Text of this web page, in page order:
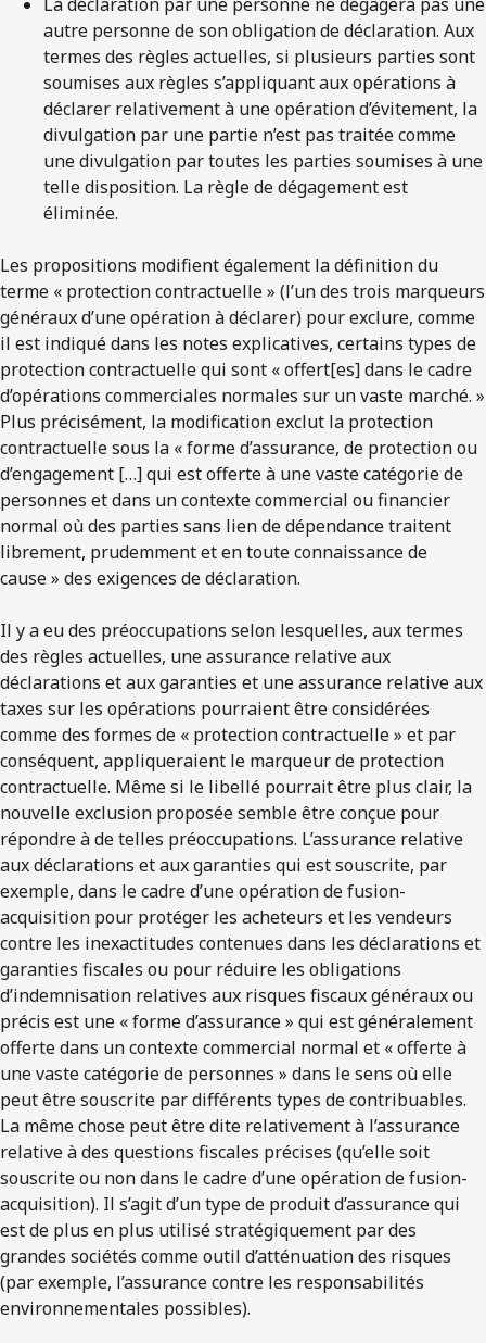
autre personne de son obligation de déclaration. Aux
termes des règles actuelles, si plusieurs parties sont
soumises aux règles s’appliquant aux opérations à
déclarer relativement à une opération d’évitement, la
divulgation par une partie n’est pas traitée comme
une divulgation par toutes les parties soumises à une
telle disposition. La règle de dégagement est
éliminée.
Les propositions modifient également la définition du
terme « protection contractuelle » (l’un des trois marqueurs
généraux d’une opération à déclarer) pour exclure, comme
il est indiqué dans les notes explicatives, certains types de
protection contractuelle qui sont « offert[es] dans le cadre
d’opérations commerciales normales sur un vaste marché. »
Plus précisément, la modification exclut la protection
contractuelle sous la « forme d’assurance, de protection ou
d’engagement […] qui est offerte à une vaste catégorie de
personnes et dans un contexte commercial ou financier
normal où des parties sans lien de dépendance traitent
librement, prudemment et en toute connaissance de
cause » des exigences de déclaration.
Il y a eu des préoccupations selon lesquelles, aux termes
des règles actuelles, une assurance relative aux
déclarations et aux garanties et une assurance relative aux
taxes sur les opérations pourraient être considérées
comme des formes de « protection contractuelle » et par
conséquent, appliqueraient le marqueur de protection
contractuelle. Même si le libellé pourrait être plus clair, la
nouvelle exclusion proposée semble être conçue pour
répondre à de telles préoccupations. L’assurance relative
aux déclarations et aux garanties qui est souscrite, par
exemple, dans le cadre d’une opération de fusion-
acquisition pour protéger les acheteurs et les vendeurs
contre les inexactitudes contenues dans les déclarations et
garanties fiscales ou pour réduire les obligations
d’indemnisation relatives aux risques fiscaux généraux ou
précis est une « forme d’assurance » qui est généralement
offerte dans un contexte commercial normal et « offerte à
une vaste catégorie de personnes » dans le sens où elle
peut être souscrite par différents types de contribuables.
La même chose peut être dite relativement à l’assurance
relative à des questions fiscales précises (qu’elle soit
souscrite ou non dans le cadre d’une opération de fusion-
acquisition). Il s’agit d’un type de produit d’assurance qui
est de plus en plus utilisé stratégiquement par des
grandes sociétés comme outil d’atténuation des risques
(par exemple, l’assurance contre les responsabilités
environnementales possibles).